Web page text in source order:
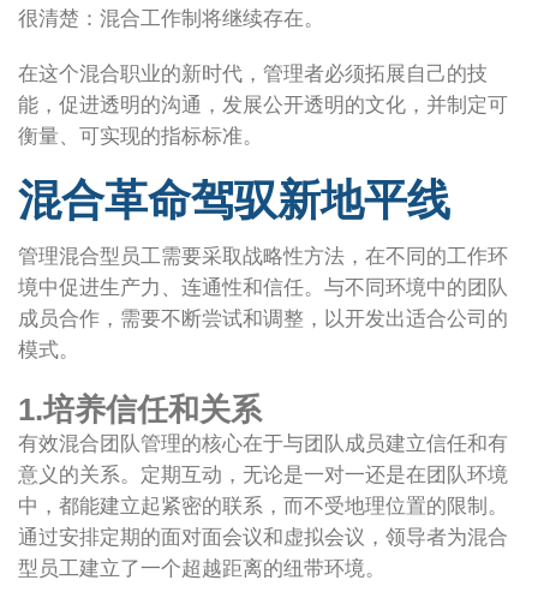
很清楚：混合工作制将继续存在。
在这个混合职业的新时代，管理者必须拓展自己的技
能，促进透明的沟通，发展公开透明的文化，并制定可
衡量、可实现的指标标准。
混合革命驾驭新地平线
管理混合型员工需要采取战略性方法，在不同的工作环
境中促进生产力、连通性和信任。与不同环境中的团队
成员合作，需要不断尝试和调整，以开发出适合公司的
模式。
1.培养信任和关系
有效混合团队管理的核心在于与团队成员建立信任和有
意义的关系。定期互动，无论是一对一还是在团队环境
中，都能建立起紧密的联系，而不受地理位置的限制。
通过安排定期的面对面会议和虚拟会议，领导者为混合
型员工建立了一个超越距离的纽带环境。